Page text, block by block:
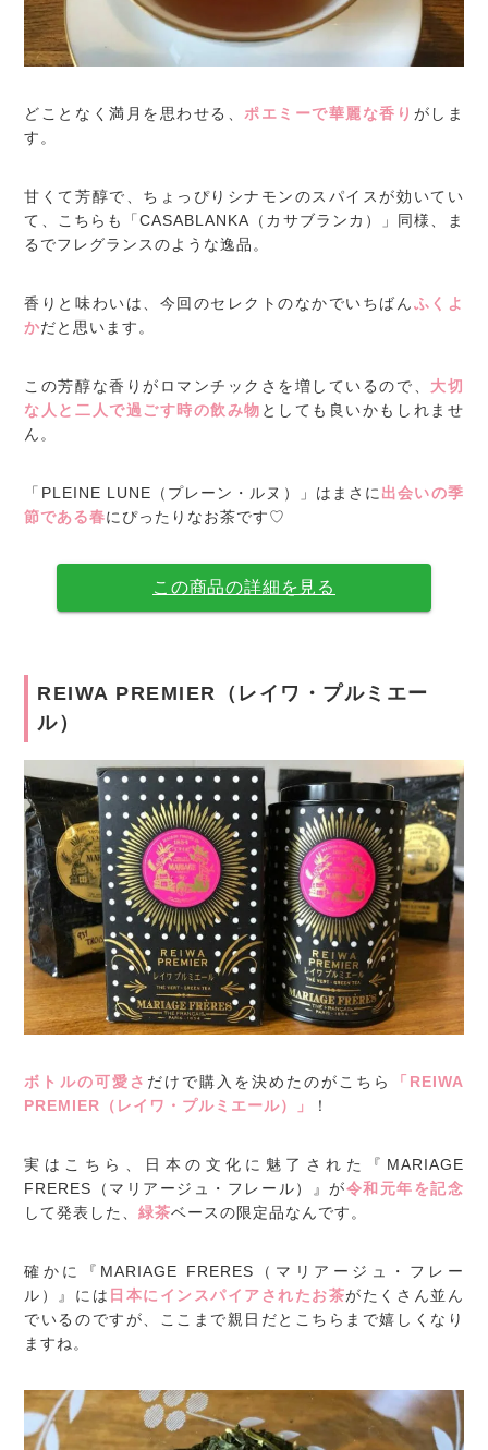
どことなく満月を思わせる、 ポエミーで華麗な香り がしま
す。
甘くて芳醇で、ちょっぴりシナモンのスパイスが効いてい
て、こちらも「CASABLANKA（カサブランカ）」同様、ま
るでフレグランスのような逸品。
香りと味わいは、今回のセレクトのなかでいちばんふくよ
かだと思います。
この芳醇な香りがロマンチックさを増しているので、 大切
な人と二人で過ごす時の飲み物 としても良いかもしれませ
ん。
「PLEINE LUNE（プレーン・ルヌ）」はまさに 出会いの季
節である春にぴったりなお茶です♡
この商品の詳細を見る
REIWA PREMIER（レイワ・プルミエー
ル）
ボトルの可愛さ だけで購入を決めたのがこちら
「REIWA
PREMIER（レイワ・プルミエール）」
！
実はこちら、日本の文化に魅了された『MARIAGE
FRERES（マリアージュ・フレール）』が令和元年を記念
して発表した、緑茶ベースの限定品なんです。
確かに『MARIAGE FRERES（マリアージュ・フレー
ル）』には 日本にインスパイアされたお茶がたくさん並ん
でいるのですが、ここまで親日だとこちらまで嬉しくなり
ますね。